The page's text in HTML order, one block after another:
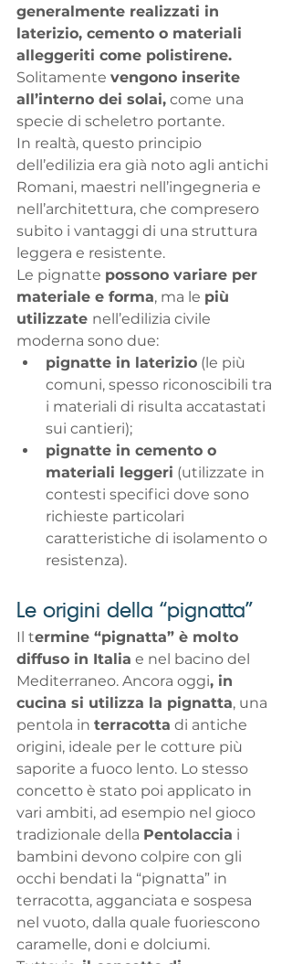
generalmente realizzati in
laterizio, cemento o materiali
alleggeriti come polistirene.
Solitamente vengono inserite
all’interno dei solai, come una
specie di scheletro portante.
In realtà, questo principio
dell’edilizia era già noto agli antichi
Romani, maestri nell’ingegneria e
nell’architettura, che compresero
subito i vantaggi di una struttura
leggera e resistente.
Le pignatte possono variare per
materiale e forma, ma le più
utilizzate nell’edilizia civile
moderna sono due:
pignatte in laterizio (le più
comuni, spesso riconoscibili tra
i materiali di risulta accatastati
sui cantieri);
pignatte in cemento o
materiali leggeri (utilizzate in
contesti specifici dove sono
richieste particolari
caratteristiche di isolamento o
resistenza).
Le origini della “pignatta”
Il termine “pignatta” è molto
diffuso in Italia e nel bacino del
Mediterraneo. Ancora oggi, in
cucina si utilizza la pignatta, una
pentola in terracotta di antiche
origini, ideale per le cotture più
saporite a fuoco lento. Lo stesso
concetto è stato poi applicato in
vari ambiti, ad esempio nel gioco
tradizionale della Pentolaccia i
bambini devono colpire con gli
occhi bendati la “pignatta” in
terracotta, agganciata e sospesa
nel vuoto, dalla quale fuoriescono
caramelle, doni e dolciumi.